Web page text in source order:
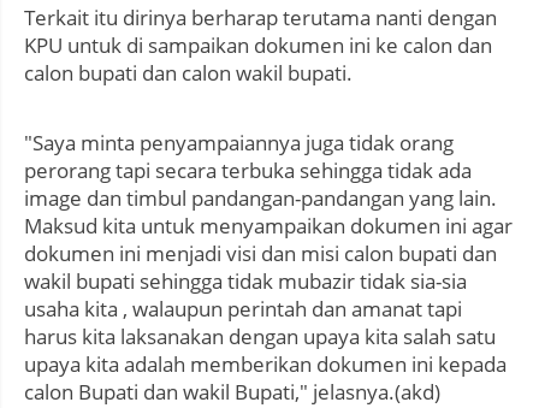
Terkait itu dirinya berharap terutama nanti dengan
KPU untuk di sampaikan dokumen ini ke calon dan
calon bupati dan calon wakil bupati.
"Saya minta penyampaiannya juga tidak orang
perorang tapi secara terbuka sehingga tidak ada
image dan timbul pandangan-pandangan yang lain.
Maksud kita untuk menyampaikan dokumen ini agar
dokumen ini menjadi visi dan misi calon bupati dan
wakil bupati sehingga tidak mubazir tidak sia-sia
usaha kita , walaupun perintah dan amanat tapi
harus kita laksanakan dengan upaya kita salah satu
upaya kita adalah memberikan dokumen ini kepada
calon Bupati dan wakil Bupati," jelasnya.(akd)